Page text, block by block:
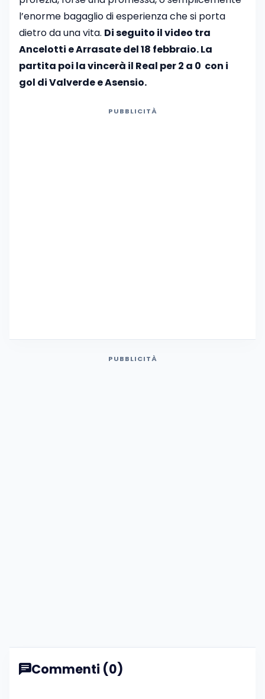
l’enorme bagaglio di esperienza che si porta
dietro da una vita. Di seguito il video tra
Ancelotti e Arrasate del 18 febbraio. La
partita poi la vincerà il Real per 2 a 0 con i
gol di Valverde e Asensio.
PUBBLICITÀ
PUBBLICITÀ
Commenti (0)